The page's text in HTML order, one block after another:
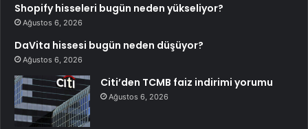
Shopify hisseleri bugün neden yükseliyor?
Ağustos 6, 2026
DaVita hissesi bugün neden düşüyor?
Ağustos 6, 2026
Citi’den TCMB faiz indirimi yorumu
Ağustos 6, 2026